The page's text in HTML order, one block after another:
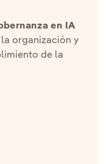
en IA
organización y
de la